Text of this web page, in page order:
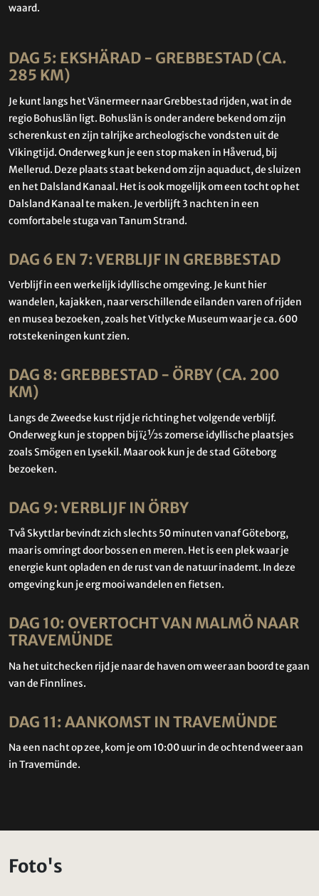
waard.
DAG 5: EKSHÄRAD - GREBBESTAD (CA.
285 KM)
Je kunt langs het Vänermeer naar Grebbestad rijden, wat in de
regio Bohuslän ligt. Bohuslän is onder andere bekend om zijn
scherenkust en zijn talrijke archeologische vondsten uit de
Vikingtijd. Onderweg kun je een stop maken in Håverud, bij
Mellerud. Deze plaats staat bekend om zijn aquaduct, de sluizen
en het Dalsland Kanaal. Het is ook mogelijk om een tocht op het
Dalsland Kanaal te maken. Je verblijft 3 nachten in een
comfortabele stuga van Tanum Strand.
DAG 6 EN 7: VERBLIJF IN GREBBESTAD
Verblijf in een werkelijk idyllische omgeving. Je kunt hier
wandelen, kajakken, naar verschillende eilanden varen of rijden
en musea bezoeken, zoals het Vitlycke Museum waar je ca. 600
rotstekeningen kunt zien.
DAG 8: GREBBESTAD - ÖRBY (CA. 200
KM)
Langs de Zweedse kust rijd je richting het volgende verblijf.
Onderweg kun je stoppen bij ï¿½s zomerse idyllische plaatsjes
zoals Smögen en Lysekil. Maar ook kun je de stad Göteborg
bezoeken.
DAG 9: VERBLIJF IN ÖRBY
Två Skyttlar bevindt zich slechts 50 minuten vanaf Göteborg,
maar is omringt door bossen en meren. Het is een plek waar je
energie kunt opladen en de rust van de natuur inademt. In deze
omgeving kun je erg mooi wandelen en fietsen.
DAG 10: OVERTOCHT VAN MALMÖ NAAR
TRAVEMÜNDE
Na het uitchecken rijd je naar de haven om weer aan boord te gaan
van de Finnlines.
DAG 11: AANKOMST IN TRAVEMÜNDE
Na een nacht op zee, kom je om 10:00 uur in de ochtend weer aan
in Travemünde.
Foto's